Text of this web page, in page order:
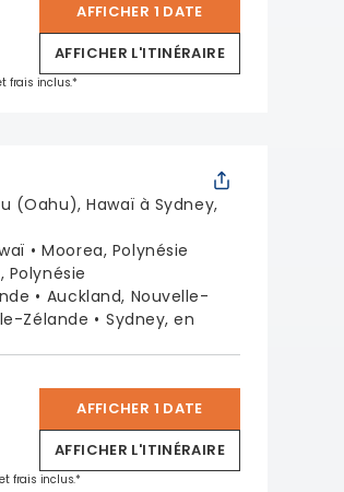
AFFICHER 1 DATE
AFFICHER L'ITINÉRAIRE
frais inclus.*
(Oahu), Hawaï à Sydney,
Moorea, Polynésie
Polynésie
Auckland, Nouvelle-
Zélande
Sydney, en
AFFICHER 1 DATE
AFFICHER L'ITINÉRAIRE
frais inclus.*